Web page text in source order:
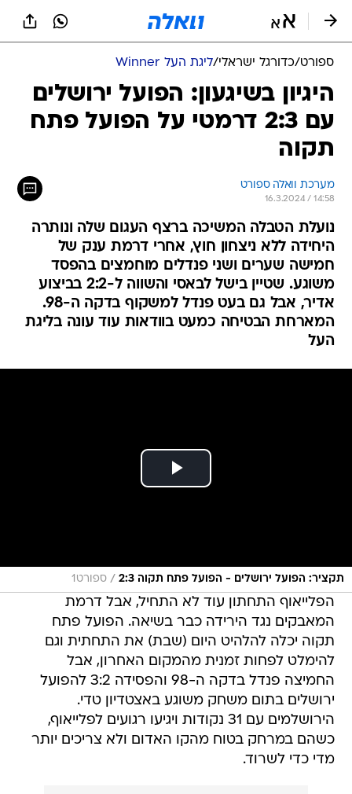
ספורט/כדורגל ישראלי/ליגת העל Winner
היגיון בשיגעון: הפועל ירושלים
עם 2:3 דרמטי על הפועל פתח
תקוה
מערכת וואלה ספורט
16.3.2024 / 14:58
נועלת הטבלה המשיכה ברצף העגום שלה ונותרה
היחידה ללא ניצחון חוץ, אחרי דרמת ענק של
חמישה שערים ושני פנדלים מוחמצים בהפסד
משוגע. שטיין בישל לבאסי והשווה ל-2:2 בביצוע
אדיר, אבל גם בעט פנדל למשקוף בדקה ה-98.
המארחת הבטיחה כמעט בוודאות עוד עונה בליגת
העל
תקציר: הפועל ירושלים - הפועל פתח תקוה 2:3 / ספורט1
הפלייאוף התחתון עוד לא התחיל, אבל דרמת
המאבקים נגד הירידה כבר בשיאה. הפועל פתח
תקוה יכלה להלהיט היום (שבת) את התחתית וגם
להימלט לפחות זמנית מהמקום האחרון, אבל
החמיצה פנדל בדקה ה-98 והפסידה 3:2 להפועל
ירושלים בתום משחק משוגע באצטדיון טדי.
הירושלמים עם 31 נקודות ויגיעו רגועים לפלייאוף,
כשהם במרחק בטוח מהקו האדום ולא צריכים יותר
מדי כדי לשרוד.